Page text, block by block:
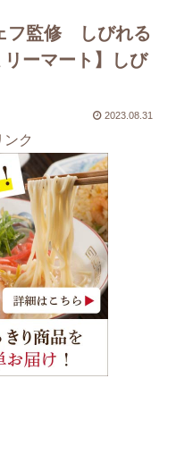
フ監修 しびれる
ーマート】しび
2023.08.31
ンク